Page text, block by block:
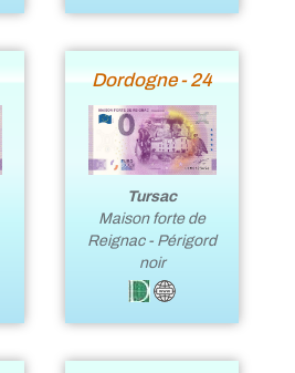
Dordogne - 24
Tursac
Maison forte de
Reignac - Périgord
noir